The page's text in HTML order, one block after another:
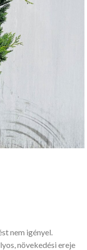
nem igényel.
növekedési ereje